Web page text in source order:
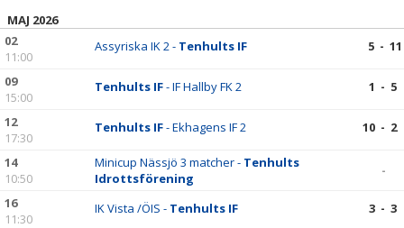
MAJ 2026
02
11:00
Assyriska IK 2 - Tenhults IF 5 - 11
09
15:00
Tenhults IF- IF Hallby FK 2 1 - 5
12
17:30
Tenhults IF- Ekhagens IF 2 10 - 2
14
10:50
Minicup Nässjö 3 matcher - Tenhults
Idrottsförening
-
16
11:30
IK Vista /ÖIS - Tenhults IF 3 - 3